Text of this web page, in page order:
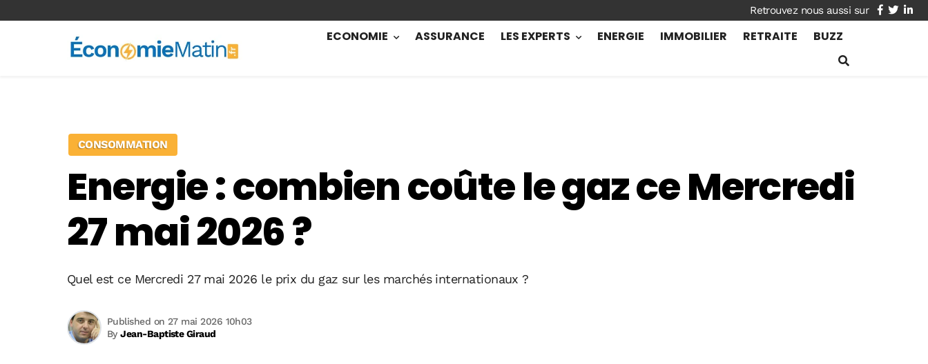
facebook
twitter
ECONOMIE ASSURANCE LES EXPERTS ENERGIE IMMOBILIER RETRAITE BUZZ
CONSOMMATION
Energie : combien coûte le gaz ce Mercredi
27 mai 2026 ?
Quel est ce Mercredi 27 mai 2026 le prix du gaz sur les marchés internationaux ?
ByJean-Baptiste Giraud
Published on 27 mai 2026 10h03